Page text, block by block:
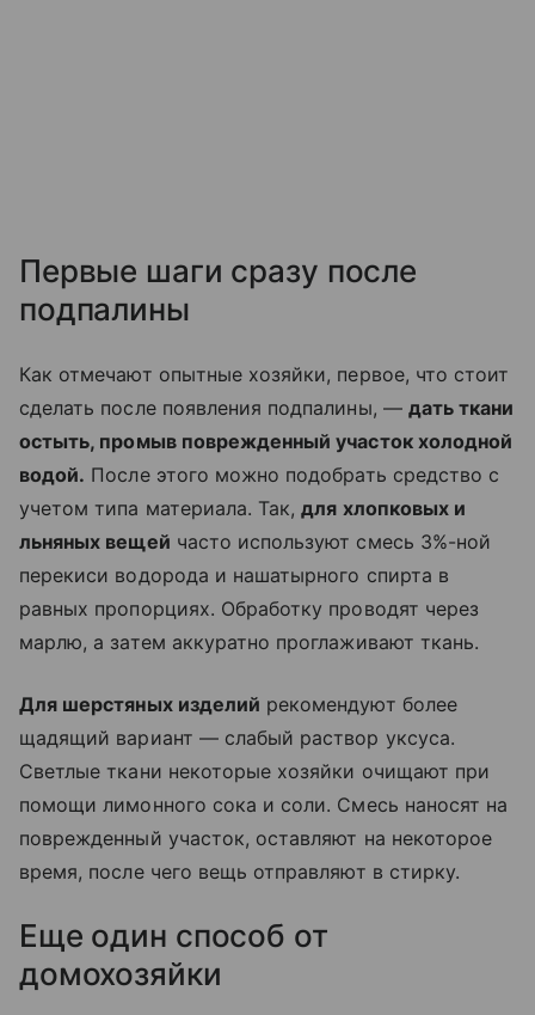
Первые шаги сразу после
подпалины
Как отмечают опытные хозяйки, первое, что стоит
сделать после появления подпалины, — дать ткани
остыть, промыв поврежденный участок холодной
водой. После этого можно подобрать средство с
учетом типа материала. Так,для хлопковых и
льняных вещей часто используют смесь 3%-ной
перекиси водорода и нашатырного спирта в
равных пропорциях. Обработку проводят через
марлю, а затем аккуратно проглаживают ткань.
Для шерстяных изделий рекомендуют более
щадящий вариант — слабый раствор уксуса.
Светлые ткани некоторые хозяйки очищают при
помощи лимонного сока и соли. Смесь наносят на
поврежденный участок, оставляют на некоторое
время, после чего вещь отправляют в стирку.
Еще один способ от
домохозяйки